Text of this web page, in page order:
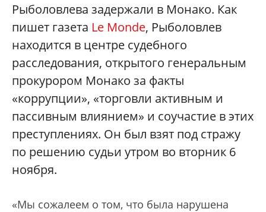
Рыболовлева задержали в Монако. Как
пишет газета Le Monde, Рыболовлев
находится в центре судебного
расследования, открытого генеральным
прокурором Монако за факты
«коррупции», «торговли активным и
пассивным влиянием» и соучастие в этих
преступлениях. Он был взят под стражу
по решению судьи утром во вторник 6
ноября.
«Мы сожалеем о том, что была нарушена